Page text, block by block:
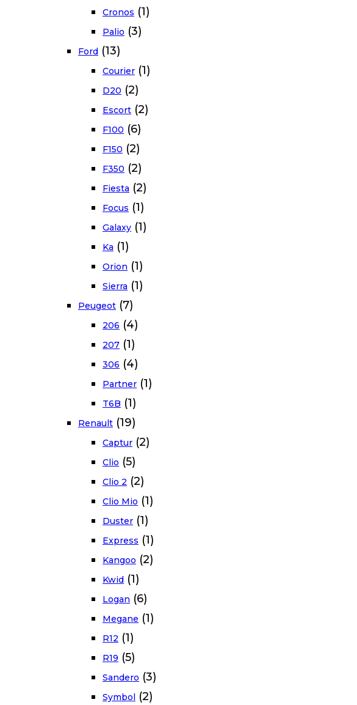
Cronos (1)
Palio (3)
Ford (13)
Courier (1)
D20 (2)
Escort (2)
F100 (6)
F150 (2)
F350 (2)
Fiesta (2)
Focus (1)
Galaxy (1)
Ka (1)
Orion (1)
Sierra (1)
Peugeot (7)
206 (4)
207 (1)
306 (4)
Partner (1)
T6B (1)
Renault (19)
Captur (2)
Clio (5)
Clio 2 (2)
Clio Mio (1)
Duster (1)
Express (1)
Kangoo (2)
Kwid (1)
Logan (6)
Megane (1)
R12 (1)
R19 (5)
Sandero (3)
Symbol (2)